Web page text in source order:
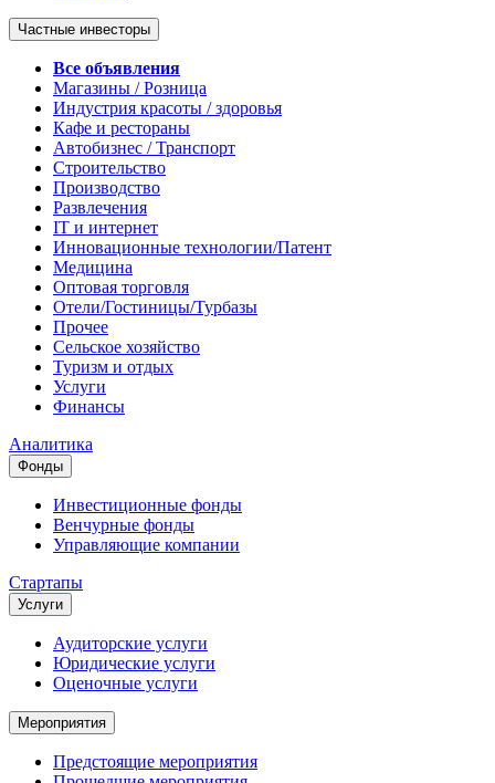
Частные инвесторы
Все объявления
Магазины / Розница
Индустрия красоты / здоровья
Кафе и рестораны
Автобизнес / Транспорт
Строительство
Производство
Развлечения
IT и интернет
Инновационные технологии/Патент
Медицина
Оптовая торговля
Отели/Гостиницы/Турбазы
Прочее
Сельское хозяйство
Туризм и отдых
Услуги
Финансы
Аналитика
Фонды
Инвестиционные фонды
Венчурные фонды
Управляющие компании
Стартапы
Услуги
Аудиторские услуги
Юридические услуги
Оценочные услуги
Мероприятия
Предстоящие мероприятия